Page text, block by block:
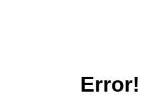
Error!